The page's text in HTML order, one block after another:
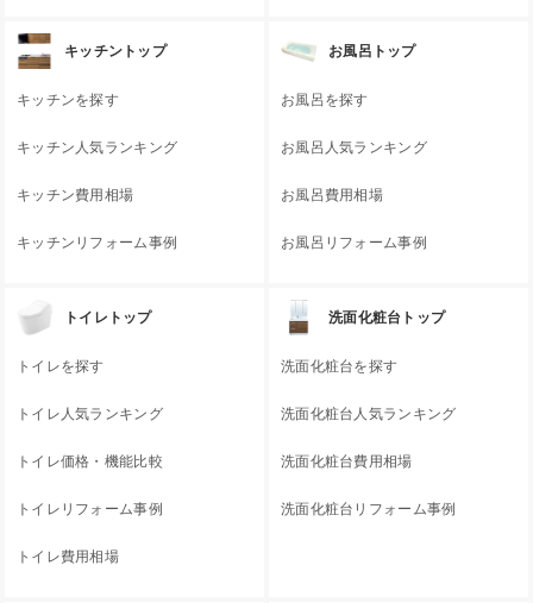
キッチントップ
キッチンを探す
キッチン人気ランキング
キッチン費用相場
キッチンリフォーム事例
お風呂トップ
お風呂を探す
お風呂人気ランキング
お風呂費用相場
お風呂リフォーム事例
トイレトップ
トイレを探す
トイレ人気ランキング
トイレ価格・機能比較
トイレリフォーム事例
トイレ費用相場
洗面化粧台トップ
洗面化粧台を探す
洗面化粧台人気ランキング
洗面化粧台費用相場
洗面化粧台リフォーム事例